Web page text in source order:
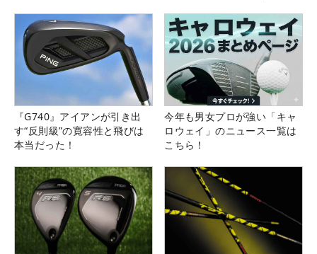
『G740』アイアンが引き出
す“反則級”の寛容性と飛びは
本当だった！
今年も男女プロが強い「キャ
ロウェイ」のニュース一覧は
こちら！